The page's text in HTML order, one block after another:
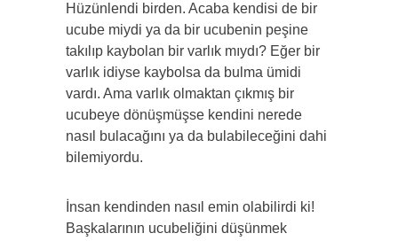
Hüzünlendi birden. Acaba kendisi de bir
ucube miydi ya da bir ucubenin peşine
takılıp kaybolan bir varlık mıydı? Eğer bir
varlık idiyse kaybolsa da bulma ümidi
vardı. Ama varlık olmaktan çıkmış bir
ucubeye dönüşmüşse kendini nerede
nasıl bulacağını ya da bulabileceğini dahi
bilemiyordu.
İnsan kendinden nasıl emin olabilirdi ki!
Başkalarının ucubeliğini düşünmek